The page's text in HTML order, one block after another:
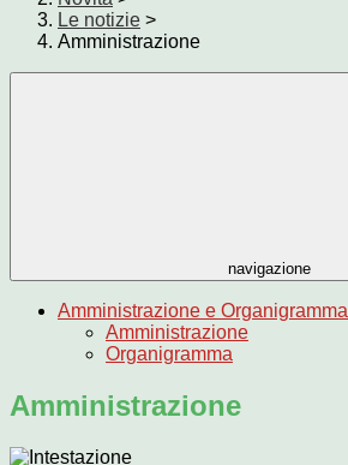
Le notizie >
Amministrazione
navigazione
Amministrazione e Organigramma
Amministrazione
Organigramma
Amministrazione